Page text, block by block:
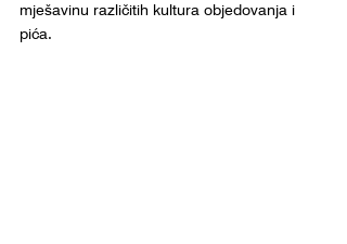
mješavinu različitih kultura objedovanja i
pića.